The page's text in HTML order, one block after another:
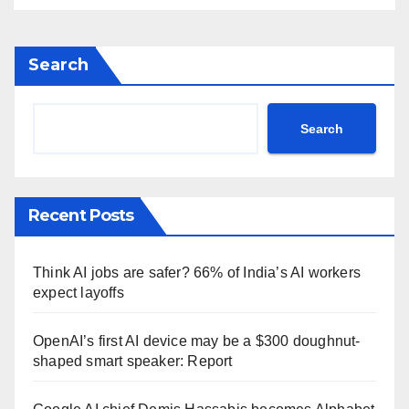
Search
Search
Recent Posts
Think AI jobs are safer? 66% of India’s AI workers
expect layoffs
OpenAI’s first AI device may be a $300 doughnut-
shaped smart speaker: Report